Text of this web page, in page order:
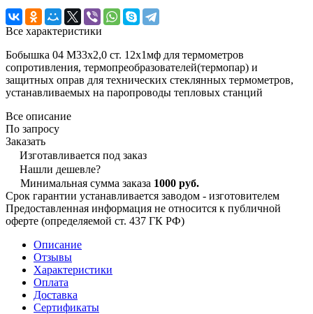
Все характеристики
Бобышка 04 М33х2,0 ст. 12х1мф для термометров
сопротивления, термопреобразователей(термопар) и
защитных оправ для технических стеклянных термометров,
устанавливаемых на паропроводы тепловых станций
Все описание
По запросу
Заказать
Изготавливается под заказ
Нашли дешевле?
Минимальная сумма заказа 1000 руб.
Срок гарантии устанавливается заводом - изготовителем
Предоставленная информация не относится к публичной
оферте (определяемой ст. 437 ГК РФ)
Описание
Отзывы
Характеристики
Оплата
Доставка
Сертификаты